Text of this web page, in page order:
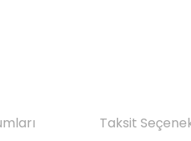
Taksit